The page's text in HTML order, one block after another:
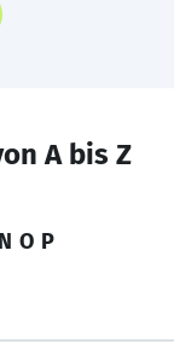
A bis Z
N O P